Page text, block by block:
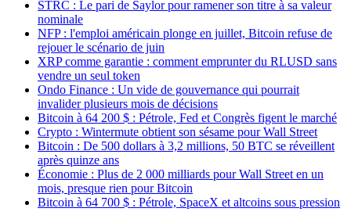
STRC : Le pari de Saylor pour ramener son titre à sa valeur
nominale
NFP : l'emploi américain plonge en juillet, Bitcoin refuse de
rejouer le scénario de juin
XRP comme garantie : comment emprunter du RLUSD sans
vendre un seul token
Ondo Finance : Un vide de gouvernance qui pourrait
invalider plusieurs mois de décisions
Bitcoin à 64 200 $ : Pétrole, Fed et Congrès figent le marché
Crypto : Wintermute obtient son sésame pour Wall Street
Bitcoin : De 500 dollars à 3,2 millions, 50 BTC se réveillent
après quinze ans
Économie : Plus de 2 000 milliards pour Wall Street en un
mois, presque rien pour Bitcoin
Bitcoin à 64 700 $ : Pétrole, SpaceX et altcoins sous pression